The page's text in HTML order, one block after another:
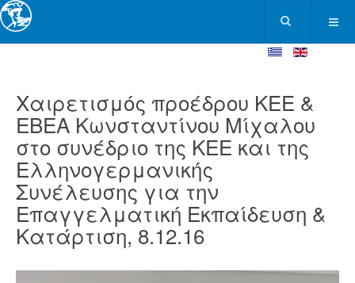
Χαιρετισμός προέδρου ΚΕΕ &
ΕΒΕΑ Κωνσταντίνου Μίχαλου
στο συνέδριο της ΚΕΕ και της
Ελληνογερμανικής
Συνέλευσης για την
Επαγγελματική Εκπαίδευση &
Κατάρτιση, 8.12.16